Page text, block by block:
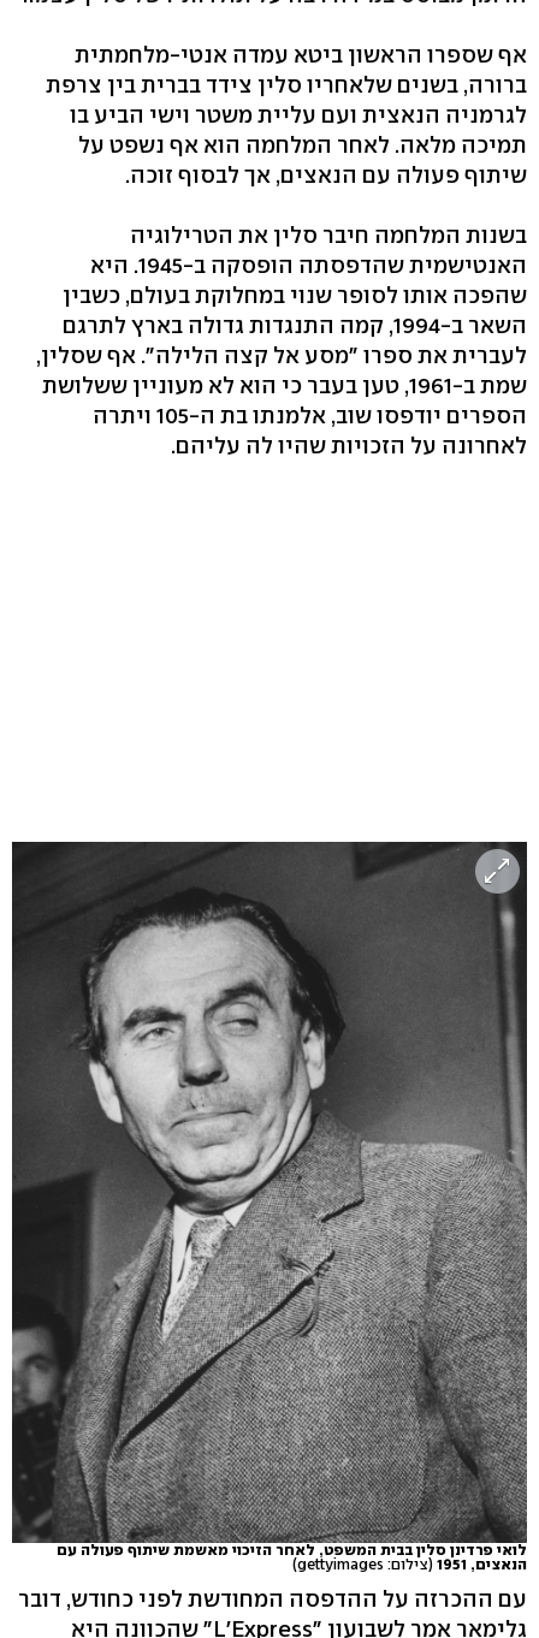
אף שספרו הראשון ביטא עמדה אנטי-מלחמתית
ברורה, בשנים שלאחריו סלין צידד בברית בין צרפת
לגרמניה הנאצית ועם עליית משטר וישי הביע בו
תמיכה מלאה. לאחר המלחמה הוא אף נשפט על
שיתוף פעולה עם הנאצים, אך לבסוף זוכה.
בשנות המלחמה חיבר סלין את הטרילוגיה
האנטישמית שהדפסתה הופסקה ב-1945. היא
שהפכה אותו לסופר שנוי במחלוקת בעולם, כשבין
השאר ב-1994, קמה התנגדות גדולה בארץ לתרגם
לעברית את ספרו "מסע אל קצה הלילה". אף שסלין,
שמת ב-1961, טען בעבר כי הוא לא מעוניין ששלושת
הספרים יודפסו שוב, אלמנתו בת ה-105 ויתרה
לאחרונה על הזכויות שהיו לה עליהם.
לואי פרדינן סלין בבית המשפט, לאחר הזיכוי מאשמת שיתוף פעולה עם
הנאצים, 1951
(צילום: gettyimages)
עם ההכרזה על ההדפסה המחודשת לפני כחודש, דובר
גלימאר אמר לשבועון "L'Express" שהכוונה היא